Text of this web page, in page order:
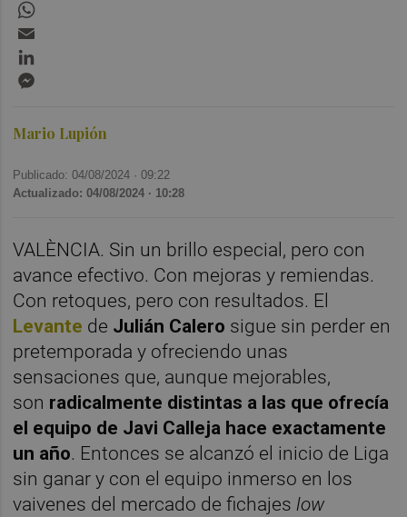
Mario Lupión
Publicado: 04/08/2024 ·09:22
Actualizado: 04/08/2024 · 10:28
VALÈNCIA. Sin un brillo especial, pero con
avance efectivo. Con mejoras y remiendas.
Con retoques, pero con resultados. El
Levante de Julián Calero sigue sin perder en
pretemporada y ofreciendo unas
sensaciones que, aunque mejorables,
son radicalmente distintas a las que ofrecía
el equipo de Javi Calleja hace exactamente
un año. Entonces se alcanzó el inicio de Liga
sin ganar y con el equipo inmerso en los
vaivenes del mercado de fichajes low